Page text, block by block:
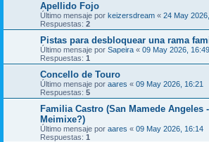
Apellido Fojo
Último mensaje por keizersdream « 24 May
Respuestas: 2
Pistas para desbloquear una rama
Último mensaje por Sapeira « 09 May 2026, 16:49
Respuestas: 1
Concello de Touro
Último mensaje por aares « 09 May 2026, 16:21
Respuestas: 5
Familia Castro (San Mamede Angeles
Meimixe?)
Último mensaje por aares « 09 May 2026, 16:14
Respuestas: 1